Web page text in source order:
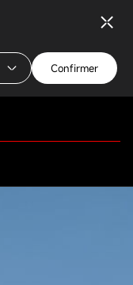
Confirmer